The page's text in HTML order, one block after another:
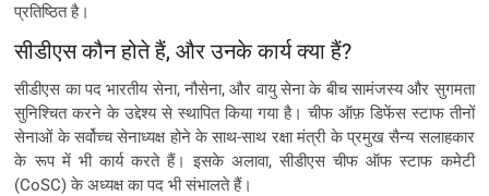
प्रतिष्ठित है।
सीडीएस कौन होते हैं, और उनके कार्य क्या हैं?
सीडीएस का पद भारतीय सेना, नौसेना, और वायु सेना के बीच सामंजस्य और सुगमता
सुनिश्चित करने के उद्देश्य से स्थापित किया गया है। चीफ ऑफ़ डिफेंस स्टाफ तीनों
सेनाओं के सर्वोच्च सेनाध्यक्ष होने के साथ-साथ रक्षा मंत्री के प्रमुख सैन्य सलाहकार
के रूप में भी कार्य करते हैं। इसके अलावा, सीडीएस चीफ ऑफ स्टाफ कमेटी
(CoSC) के अध्यक्ष का पद भी संभालते हैं।